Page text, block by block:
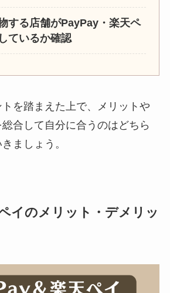
する店舗がPayPay・楽天ペ
ているか確認
を踏まえた上で、メリットや
合して自分に合うのはどちら
ましょう。
イのメリット・デメリッ